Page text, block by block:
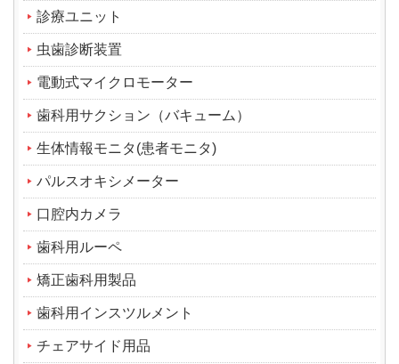
診療ユニット
虫歯診断装置
電動式マイクロモーター
歯科用サクション（バキューム）
生体情報モニタ(患者モニタ)
パルスオキシメーター
口腔内カメラ
歯科用ルーペ
矯正歯科用製品
歯科用インスツルメント
チェアサイド用品